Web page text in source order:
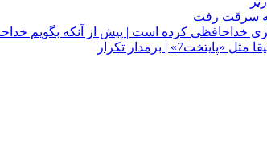
خداحافظی کرده است | پیش از آنکه بگویم
| برمدار تکرار